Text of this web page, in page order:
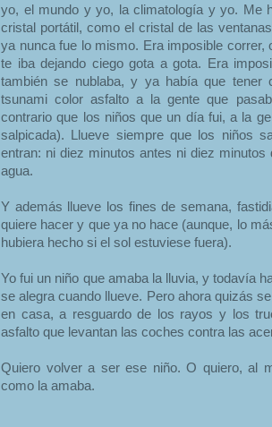
yo, el mundo y yo, la climatología y yo. Me
cristal portátil, como el cristal de las
ya nunca fue lo mismo. Era imposible correr,
te iba dejando ciego gota a gota. Era
también se nublaba, y ya había que tener
tsunami color asfalto a la gente que
contrario que los niños que un día fui, a la
salpicada). Llueve siempre que los niños
entran: ni diez minutos antes ni diez
agua.
Y además llueve los fines de semana,
quiere hacer y que ya no hace (aunque, lo
hubiera hecho si el sol estuviese fuera).
Yo fui un niño que amaba la lluvia, y todavía
se alegra cuando llueve. Pero ahora quizás
en casa, a resguardo de los rayos y los
asfalto que levantan las coches contra las
Quiero volver a ser ese niño. O quiero, al
como la amaba.